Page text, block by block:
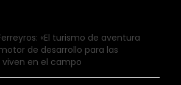
«El turismo de aventura
de desarrollo para las
en el campo